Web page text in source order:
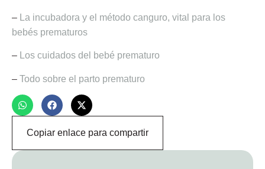
–
La incubadora y el método canguro, vital para los
bebés prematuros
– Los cuidados del bebé prematuro
– Todo sobre el parto prematuro
Copiar enlace para compartir